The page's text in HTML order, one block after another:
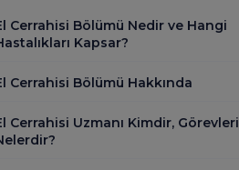
Cerrahisi Bölümü Nedir ve Hangi
Kapsar?
Cerrahisi Bölümü Hakkında
Cerrahisi Uzmanı Kimdir, Görevleri